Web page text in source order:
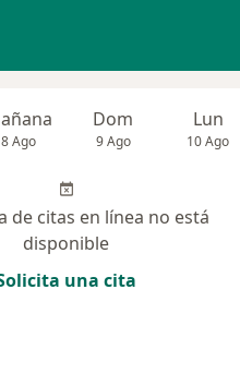
8 Ago
Dom
9 Ago
Lun
10 Ago
de citas en línea no está
disponible
una cita